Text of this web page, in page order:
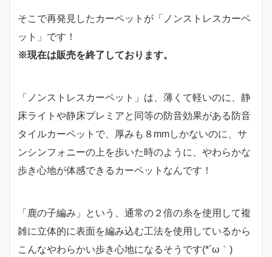
そこで再発見したカーペットが「ノンストレスカーペ
ット」です！
※現在は販売を終了しております。
「ノンストレスカーペット」は、薄くて軽いのに、静
床ライトや静床プレミアと同等の防音効果がある防音
タイルカーペットで、厚みも８mmしかないのに、サ
ンシンフォニーの上を歩いた時のように、やわらかな
歩き心地が体感できるカーペットなんです！
「鹿の子編み」という、通常の２倍の糸を使用して複
雑に立体的に表面を編み込む工法を使用しているから
こんなやわらかい歩き心地になるそうです(*´ω｀)